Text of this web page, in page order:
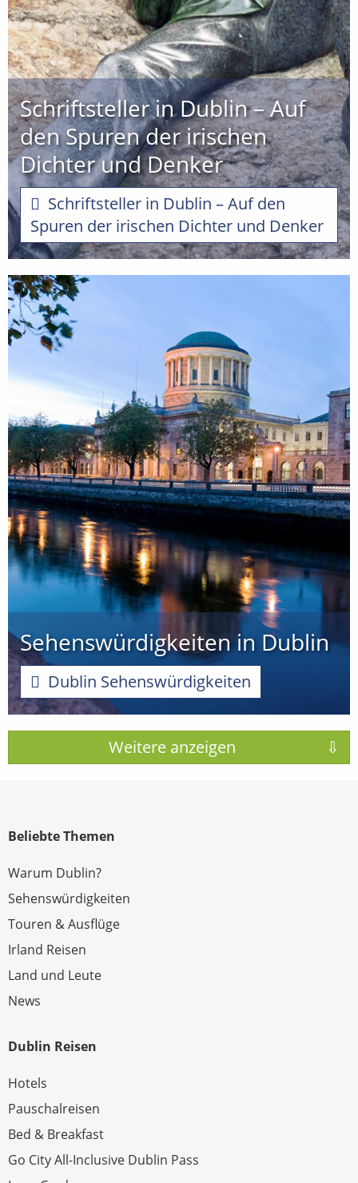
Schriftsteller in Dublin – Auf
den Spuren der irischen
Dichter und Denker
Schriftsteller in Dublin – Auf den
Spuren der irischen Dichter und Denker
Sehenswürdigkeiten in Dublin
Dublin Sehenswürdigkeiten
Beliebte Themen
Warum Dublin?
Sehenswürdigkeiten
Touren & Ausflüge
Irland Reisen
Land und Leute
News
Dublin Reisen
Hotels
Pauschalreisen
Bed & Breakfast
Go City All-Inclusive Dublin Pass